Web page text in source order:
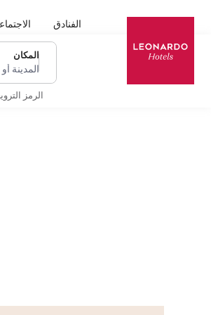
الفنادق
المكان
المدينة
الرمز